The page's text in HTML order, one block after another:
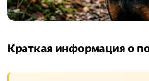
Краткая информация о